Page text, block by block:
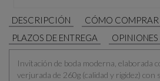
DESCRIPCIÓN
CÓMO COMPRAR
PLAZOS DE ENTREGA
OPINIONES
Invitación de boda moderna, elaborada
verjurada de 260g (calidad y rigidez) con